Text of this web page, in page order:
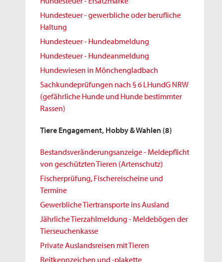
Hundesteuer - gewerbliche oder berufliche
Haltung
Hundesteuer - Hundeabmeldung
Hundesteuer - Hundeanmeldung
Hundewiesen in Mönchengladbach
Sachkundeprüfungen nach § 6 LHundG NRW
(gefährliche Hunde und Hunde bestimmter
Rassen)
Tiere Engagement, Hobby & Wahlen (8)
Bestandsveränderungsanzeige - Meldepflicht
von geschützten Tieren (Artenschutz)
Fischerprüfung, Fischereischeine und
Termine
Gewerbliche Tiertransporte ins Ausland
Jährliche Tierzahlmeldung - Meldebögen der
Tierseuchenkasse
Private Auslandsreisen mit Tieren
Reitkennzeichen und -plakette